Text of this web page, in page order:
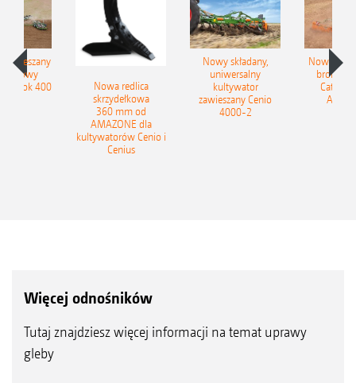
Tyrok 400
Nowa redlica
skrzydełkowa
360 mm od
AMAZONE dla
kultywatorów Cenio i
Cenius
Nowy składany,
uniwersalny
kultywator
zawieszany Cenio
4000-2
Nowe
brony
Więcej odnośników
Tutaj znajdziesz więcej informacji na temat uprawy
gleby